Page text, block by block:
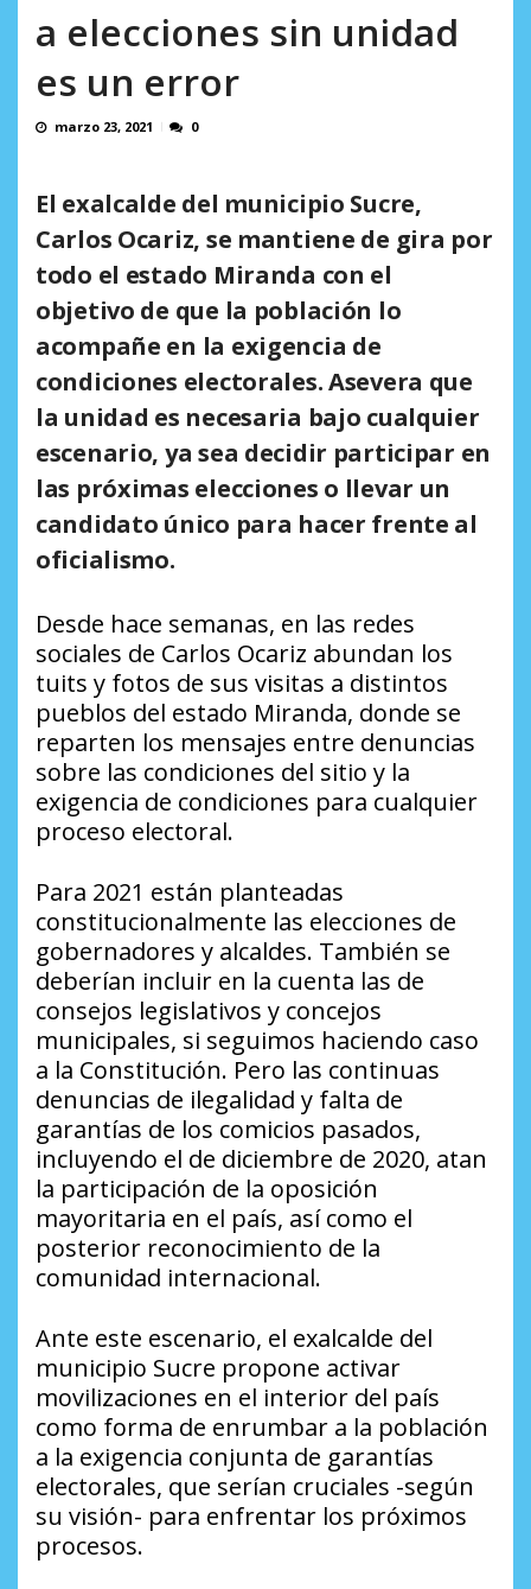
AGOSTO 6, 2026
a elecciones sin unidad
es un error
marzo 23, 2021 0
El exalcalde del municipio Sucre,
Carlos Ocariz, se mantiene de gira por
todo el estado Miranda con el
objetivo de que la población lo
acompañe en la exigencia de
condiciones electorales. Asevera que
la unidad es necesaria bajo cualquier
escenario, ya sea decidir participar en
las próximas elecciones o llevar un
candidato único para hacer frente al
oficialismo.
Desde hace semanas, en las redes
sociales de Carlos Ocariz abundan los
tuits y fotos de sus visitas a distintos
pueblos del estado Miranda, donde se
reparten los mensajes entre denuncias
sobre las condiciones del sitio y la
exigencia de condiciones para cualquier
proceso electoral.
Para 2021 están planteadas
constitucionalmente las elecciones de
gobernadores y alcaldes. También se
deberían incluir en la cuenta las de
consejos legislativos y concejos
municipales, si seguimos haciendo caso
a la Constitución. Pero las continuas
denuncias de ilegalidad y falta de
garantías de los comicios pasados,
incluyendo el de diciembre de 2020, atan
la participación de la oposición
mayoritaria en el país, así como el
posterior reconocimiento de la
comunidad internacional.
Ante este escenario, el exalcalde del
municipio Sucre propone activar
movilizaciones en el interior del país
como forma de enrumbar a la población
a la exigencia conjunta de garantías
electorales, que serían cruciales -según
su visión- para enfrentar los próximos
procesos.